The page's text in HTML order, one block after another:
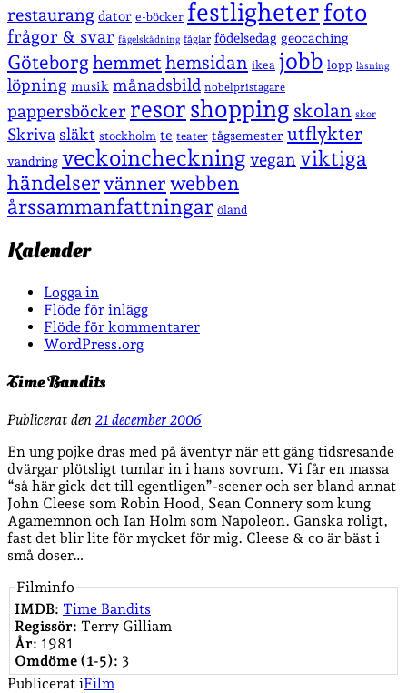
restaurang dator e-böcker festligheterfoto
frågor & svar fågelskådning fåglar födelsedag geocaching
Göteborghemmet hemsidan ikea jobb lopp läsning
löpning musik månadsbild nobelpristagare
pappersböcker resor shopping skolan skor
Skriva släkt stockholm te teater tågsemester utflykter
vandring veckoincheckning vegan viktiga
händelservänner webben
årssammanfattningar öland
Kalender
Logga in
Flöde för inlägg
Flöde för kommentarer
WordPress.org
Time Bandits
Publicerat den 21 december 2006
En ung pojke dras med på äventyr när ett gäng tidsresande
dvärgar plötsligt tumlar in i hans sovrum. Vi får en massa
“så här gick det till egentligen”-scener och ser bland annat
John Cleese som Robin Hood, Sean Connery som kung
Agamemnon och Ian Holm som Napoleon. Ganska roligt,
fast det blir lite för mycket för mig. Cleese & co är bäst i
små doser…
Filminfo
IMDB: Time Bandits
Regissör: Terry Gilliam
År: 1981
Omdöme (1-5): 3
Publicerat iFilm